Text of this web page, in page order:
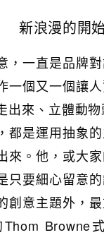
新浪漫的開
，一直是品牌
一個又一個讓
出來、立體動
都是運用抽象
來。他，或大
只要細心留意
創意主題外，
Browne